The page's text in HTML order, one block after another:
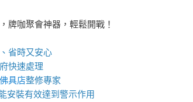
牌咖聚會神器，輕鬆開戰！
省時又安心
快速處理
具店整修專家
安裝有效達到警示作用